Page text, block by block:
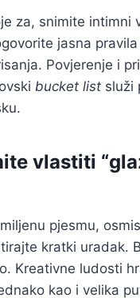
za, snimite intimni
jasna
Povjerenje i
bucket list služi
vlastiti
pjesmu,
kratki uradak.
Kreativne ludosti
kao i velika